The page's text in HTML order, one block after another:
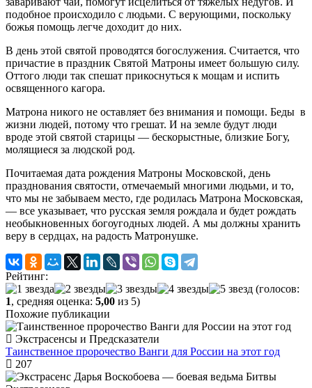
подобное происходило с людьми. С верующими, поскольку
божья помощь легче доходит до них.
В день этой святой проводятся богослужения. Считается, что
причастие в праздник Святой Матроны имеет большую силу.
Оттого люди так спешат прикоснуться к мощам и испить
освященного кагора.
Матрона никого не оставляет без внимания и помощи. Беды в
жизни людей, потому что грешат. И на земле будут люди
вроде этой святой старицы — бескорыстные, близкие Богу,
молящиеся за людской род.
Почитаемая дата рождения Матроны Московской, день
празднования святости, отмечаемый многими людьми, и то,
что мы не забываем место, где родилась Матрона Московская,
— все указывает, что русская земля рождала и будет рождать
необыкновенных богоугодных людей. А мы должны хранить
веру в сердцах, на радость Матронушке.
Рейтинг:
(голосов:
1, средняя оценка: 5,00 из 5)
Похожие публикации
Экстрасенсы и Предсказатели
Таинственное пророчество Ванги для России на этот год
207